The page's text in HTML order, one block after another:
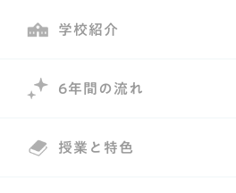
学校紹介
6年間の流れ
授業と特色